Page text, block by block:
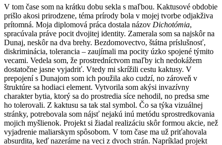
V tom čase som na krátku dobu sekla s maľbou. Kaktusové obdobie
prišlo akosi prirodzene, téma prírody bola v mojej tvorbe odjakživa
prítomná. Moja diplomová práca dostala názov Dichotómia,
spracúvala práve pocit dvojitej identity. Zamerala som sa najskôr na
Dunaj, neskôr na dva brehy. Bezdomovectvo, štátna príslušnosť,
diskriminácia, tolerancia – zaujímali ma pocity úzko spojené týmito
vecami. Vedela som, že prostredníctvom maľby ich nedokážem
dostatočne jasne vyjadriť. Vtedy mi skrížili cestu kaktusy. V
prepojení s Dunajom som ich použila ako cudzí, no zároveň v
štruktúre sa hodiaci element. Vytvorila som akýsi invazívny
charakter bytia, ktorý sa do prostredia síce nehodil, no predsa sme
ho tolerovali. Z kaktusu sa tak stal symbol. Čo sa týka vizuálnej
stránky, potrebovala som nájsť nejakú inú metódu sprostredkovania
mojich myšlienok. Projekt si žiadal realizáciu skôr formou akcie, než
vyjadrenie maliarskym spôsobom. V tom čase ma už priťahovala
absurdita, keď nazeráme na veci z dvoch strán. Napríklad projekt